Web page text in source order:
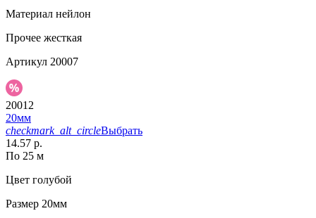
Материал нейлон
Прочее жесткая
Артикул 20007
20012
20мм
checkmark_alt_circleВыбрать
14.57 р.
По 25 м
Цвет голубой
Размер 20мм